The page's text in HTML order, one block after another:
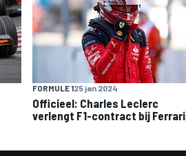
FORMULE 125 jan 2024
Officieel: Charles Leclerc
verlengt F1-contract bij Ferrari